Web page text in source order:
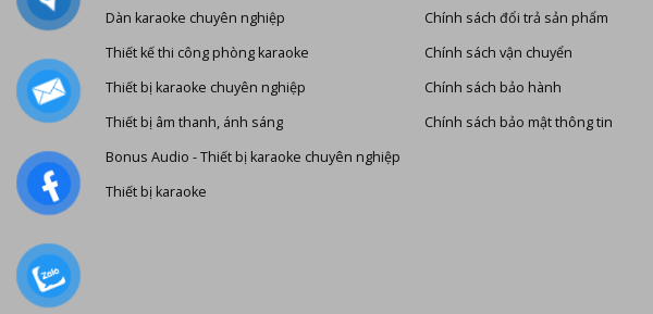
Dàn karaoke chuyên nghiệp
Thiết kế thi công phòng karaoke
Thiết bị karaoke chuyên nghiệp
Thiết bị âm thanh, ánh sáng
Bonus Audio -Thiết bị karaoke chuyên nghiệp
Thiết bị karaoke
Chính sách đổi trả sản phẩm
Chính sách vận chuyển
Chính sách bảo hành
Chính sách bảo mật thông tin